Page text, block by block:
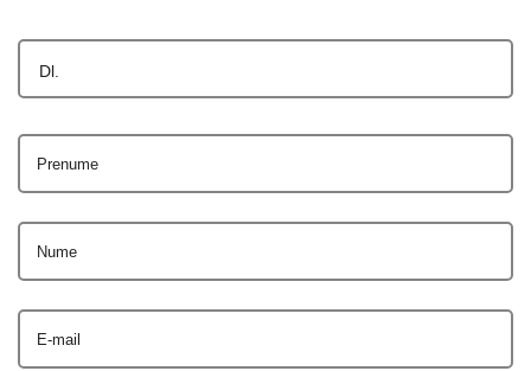
Dl.
Prenume
Nume
E-mail